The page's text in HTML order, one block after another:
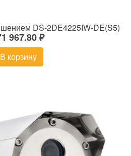
DS-2DE4225IW-DE(S5)
967.80 ₽
В корзину